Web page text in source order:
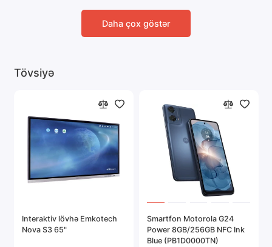
Daha çox göstər
Tövsiyə
Interaktiv lövhə Emkotech
Nova S3 65"
Smartfon Motorola G24
Power 8GB/256GB NFC Ink
Blue (PB1D0000TN)